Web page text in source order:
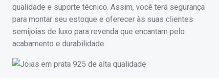
qualidade e suporte técnico. Assim, você terá segurança
para montar seu estoque e oferecer às suas clientes
semijoias de luxo para revenda que encantam pelo
acabamento e durabilidade.